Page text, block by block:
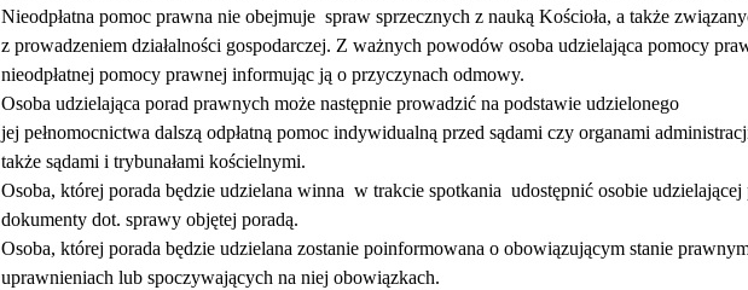
Nieodpłatna pomoc prawna nie obejmuje  spraw sprzecznych z nauką Kościoła, a także
z prowadzeniem działalności gospodarczej. Z ważnych powodów osoba udzielająca pomocy
nieodpłatnej pomocy prawnej informując ją o przyczynach odmowy.
Osoba udzielająca porad prawnych może następnie prowadzić na podstawie udzielonego
jej pełnomocnictwa dalszą odpłatną pomoc indywidualną przed sądami czy organami
także sądami i trybunałami kościelnymi.
Osoba, której porada będzie udzielana winna  w trakcie spotkania  udostępnić osobie
dokumenty dot. sprawy objętej poradą.
Osoba, której porada będzie udzielana zostanie poinformowana o obowiązującym stanie
uprawnieniach lub spoczywających na niej obowiązkach.